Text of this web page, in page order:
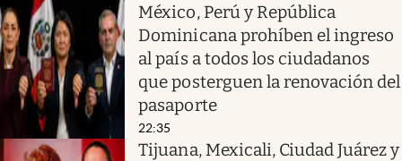
México, Perú y República
Dominicana prohíben el ingreso
al país a todos los ciudadanos
que posterguen la renovación del
pasaporte
22:35
Tijuana, Mexicali, Ciudad Juárez y